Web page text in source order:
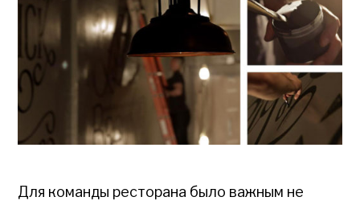
Для команды ресторана было важным не